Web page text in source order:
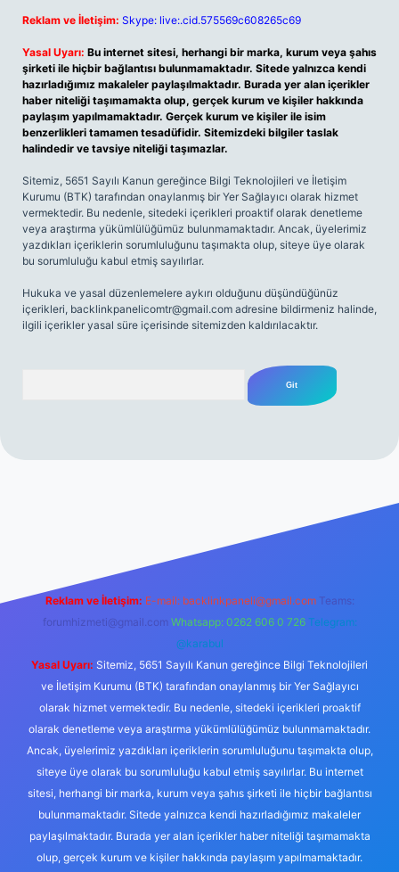
Reklam ve İletişim: Skype: live:.cid.575569c608265c69
Yasal Uyarı: Bu internet sitesi, herhangi bir marka, kurum veya şahıs
şirketi ile hiçbir bağlantısı bulunmamaktadır. Sitede yalnızca kendi
hazırladığımız makaleler paylaşılmaktadır. Burada yer alan içerikler
haber niteliği taşımamakta olup, gerçek kurum ve kişiler hakkında
paylaşım yapılmamaktadır. Gerçek kurum ve kişiler ile isim
benzerlikleri tamamen tesadüfidir. Sitemizdeki bilgiler taslak
halindedir ve tavsiye niteliği taşımazlar.
Sitemiz, 5651 Sayılı Kanun gereğince Bilgi Teknolojileri ve İletişim
Kurumu (BTK) tarafından onaylanmış bir Yer Sağlayıcı olarak hizmet
vermektedir. Bu nedenle, sitedeki içerikleri proaktif olarak denetleme
veya araştırma yükümlülüğümüz bulunmamaktadır. Ancak, üyelerimiz
yazdıkları içeriklerin sorumluluğunu taşımakta olup, siteye üye olarak
bu sorumluluğu kabul etmiş sayılırlar.
Hukuka ve yasal düzenlemelere aykırı olduğunu düşündüğünüz
içerikleri, backlinkpanelicomtr@gmail.com adresine bildirmeniz halinde,
ilgili içerikler yasal süre içerisinde sitemizden kaldırılacaktır.
Reklam ve İletişim: E-mail: backlinkpaneli@gmail.com Teams:
forumhizmeti@gmail.com Whatsapp: 0262 606 0 726 Telegram:
@karabul
Yasal Uyarı: Sitemiz, 5651 Sayılı Kanun gereğince Bilgi Teknolojileri
ve İletişim Kurumu (BTK) tarafından onaylanmış bir Yer Sağlayıcı
olarak hizmet vermektedir. Bu nedenle, sitedeki içerikleri proaktif
olarak denetleme veya araştırma yükümlülüğümüz bulunmamaktadır.
Ancak, üyelerimiz yazdıkları içeriklerin sorumluluğunu taşımakta olup,
siteye üye olarak bu sorumluluğu kabul etmiş sayılırlar. Bu internet
sitesi, herhangi bir marka, kurum veya şahıs şirketi ile hiçbir bağlantısı
bulunmamaktadır. Sitede yalnızca kendi hazırladığımız makaleler
paylaşılmaktadır. Burada yer alan içerikler haber niteliği taşımamakta
olup, gerçek kurum ve kişiler hakkında paylaşım yapılmamaktadır.